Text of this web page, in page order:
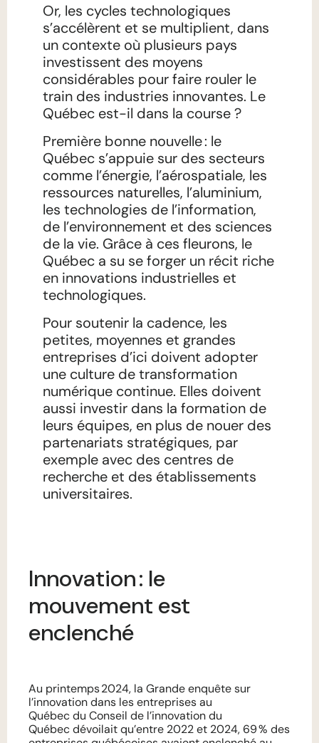
Or, les cycles technologiques
s’accélèrent et se multiplient, dans
un contexte où plusieurs pays
investissent des moyens
considérables pour faire rouler le
train des industries innovantes. Le
Québec est-il dans la course ?
Première bonne nouvelle : le
Québec s’appuie sur des secteurs
comme l’énergie, l’aérospatiale, les
ressources naturelles, l’aluminium,
les technologies de l’information,
de l’environnement et des sciences
de la vie. Grâce à ces fleurons, le
Québec a su se forger un récit riche
en innovations industrielles et
technologiques.
Pour soutenir la cadence, les
petites, moyennes et grandes
entreprises d’ici doivent adopter
une culture de transformation
numérique continue. Elles doivent
aussi investir dans la formation de
leurs équipes, en plus de nouer des
partenariats stratégiques, par
exemple avec des centres de
recherche et des établissements
universitaires.
Innovation : le
mouvement est
enclenché
Au printemps 2024, la Grande enquête sur
l’innovation dans les entreprises au
Québecdu Conseil de l’innovation du
Québecdévoilait qu’entre 2022 et 2024, 69 % des